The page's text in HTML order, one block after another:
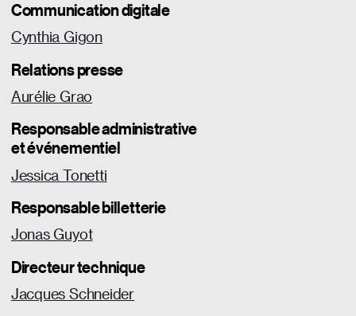
Communication digitale
Cynthia Gigon
Relations presse
Aurélie Grao
Responsableadministrative
et événementiel
Jessica Tonetti
Responsable billetterie
Jonas Guyot
Directeur technique
Jacques Schneider